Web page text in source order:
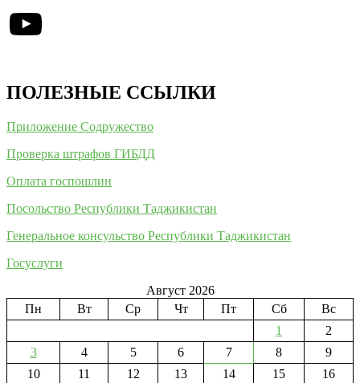
YouTube
ПОЛЕЗНЫЕ ССЫЛКИ
Приложение Содружество
Проверка штрафов ГИБДД
Оплата госпошлин
Посольство Республики Таджикистан
Генеральное консульство Республики Таджикистан
Госуслуги
Август 2026
Пн
Вт Ср Чт Пт Сб
Вс
1
2
3
4 5 6 7 8
9
10
11 12 13 14 15 16